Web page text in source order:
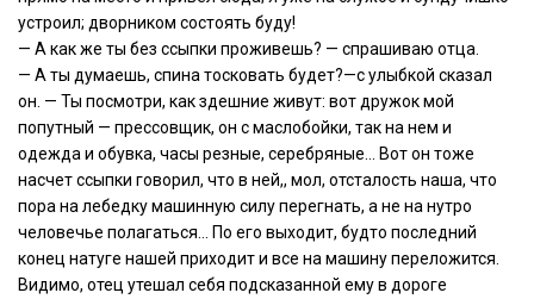
устроил; дворником состоять буду!
— А как же ты без ссыпки проживешь? — спрашиваю отца.
— А ты думаешь, спина тосковать будет?—с улыбкой сказал
он. — Ты посмотри, как здешние живут: вот дружок мой
попутный — прессовщик, он с маслобойки, так на нем и
одежда и обувка, часы резные, серебряные… Вот он тоже
насчет ссыпки говорил, что в ней,, мол, отсталость наша, что
пора на лебедку машинную силу перегнать, а не на нутро
человечье полагаться… По его выходит, будто последний
конец натуге нашей приходит и все на машину переложится.
Видимо, отец утешал себя подсказанной ему в дороге